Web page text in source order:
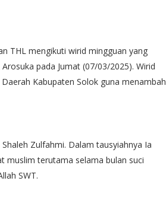
THL mengikuti wirid mingguan yang
pada Jumat (07/03/2025). Wirid
Kabupaten Solok guna menambah
Zulfahmi. Dalam tausyiahnya Ia
muslim terutama selama bulan suci
SWT.